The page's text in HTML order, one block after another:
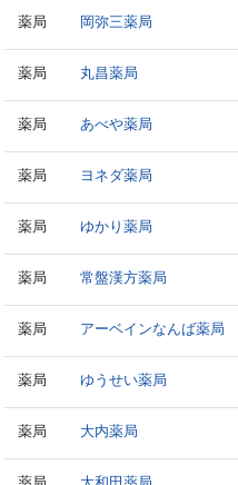
薬局 岡弥三薬局
薬局 丸昌薬局
薬局 あべや薬局
薬局 ヨネダ薬局
薬局 ゆかり薬局
薬局 常盤漢方薬局
薬局 アーベインなんば薬局
薬局 ゆうせい薬局
薬局 大内薬局